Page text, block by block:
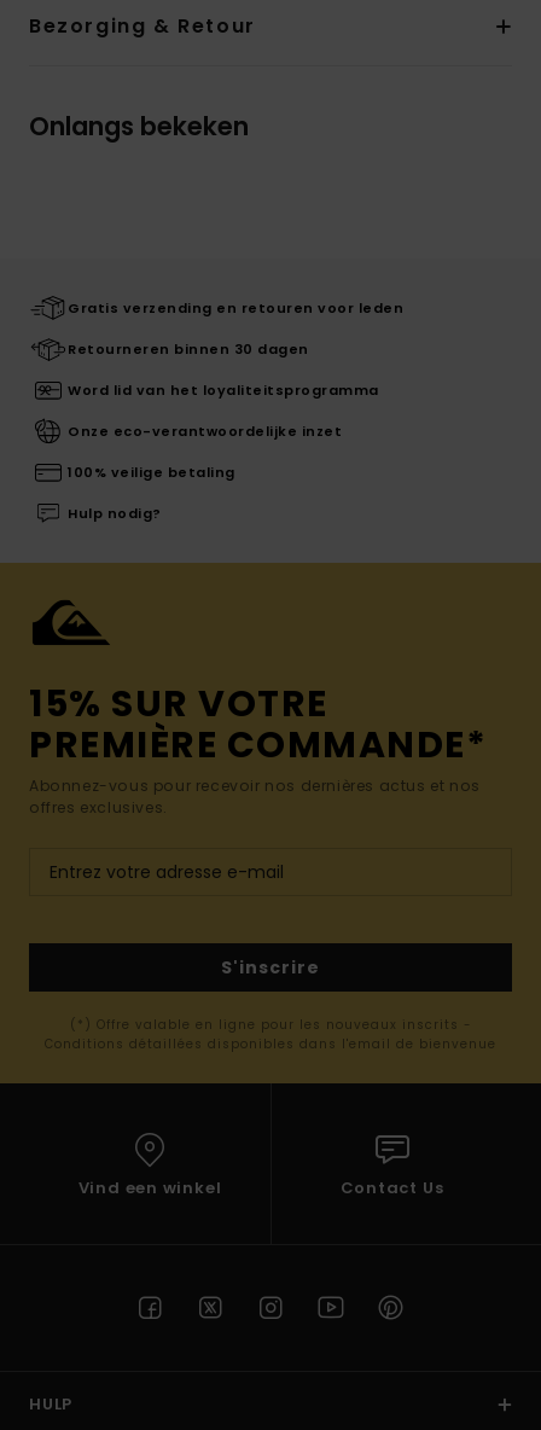
Bezorging & Retour
Onlangs bekeken
Gratis verzending en retouren voor leden
Retourneren binnen 30 dagen
Word lid van het loyaliteitsprogramma
Onze eco-verantwoordelijke inzet
100% veilige betaling
Hulp nodig?
15% SUR VOTRE
PREMIÈRE COMMANDE*
Abonnez-vous pour recevoir nos dernières actus et nos
offres exclusives.
S'inscrire
(*) Offre valable en ligne pour les nouveaux inscrits -
Conditions détaillées disponibles dans l'email de bienvenue
Vind een winkel Contact Us
HULP